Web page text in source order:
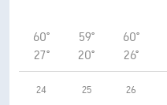
60°
27°
59°
20°
60°
26°
24 25 26